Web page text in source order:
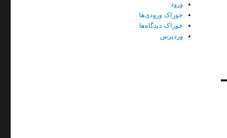
ورود
خوراک ورودی‌ها
خوراک دیدگاه‌ها
وردپرس